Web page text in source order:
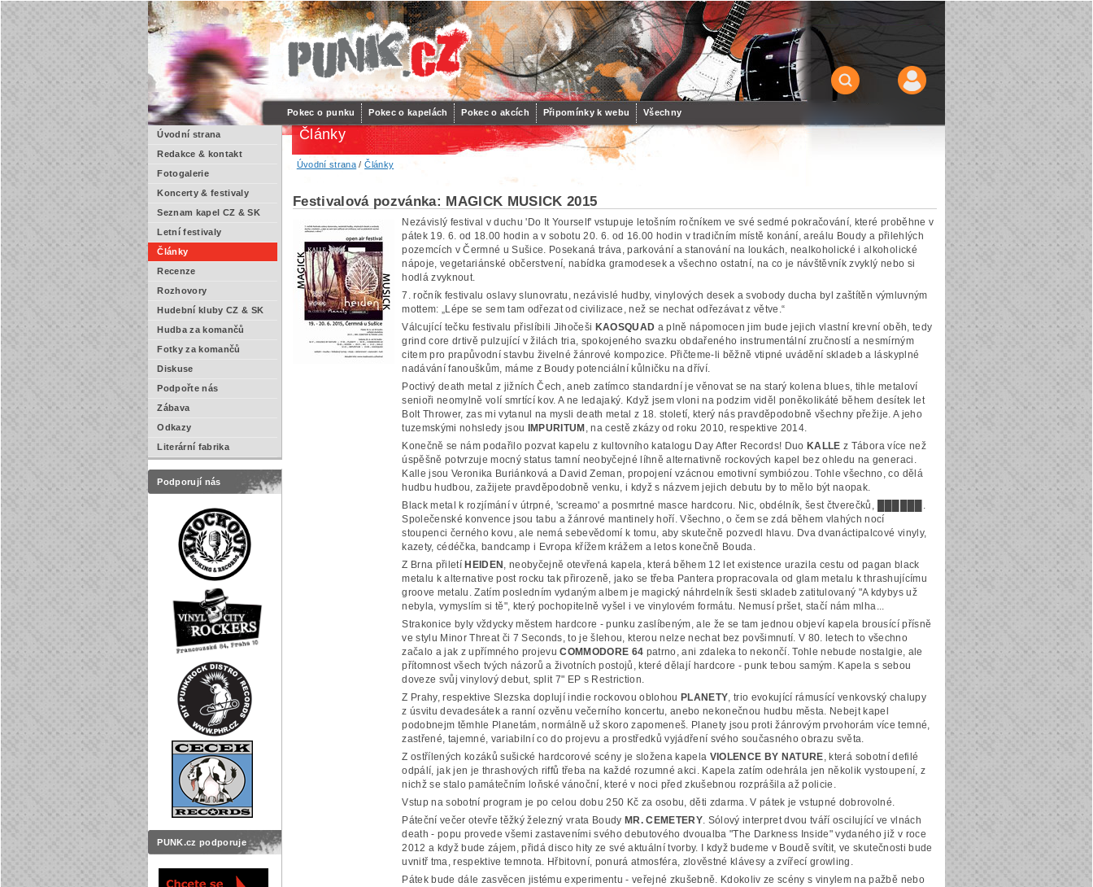
Pokec o punku Pokec o kapelách Pokec o akcích Připomínky k webu Všechny
Úvodní strana
Redakce & kontakt
Fotogalerie
Koncerty & festivaly
Seznam kapel CZ & SK
Letní festivaly
Články
Recenze
Rozhovory
Hudební kluby CZ & SK
Hudba za komančů
Fotky za komančů
Diskuse
Podpořte nás
Zábava
Odkazy
Literární fabrika
Podporují nás
PUNK.cz podporuje
Články
Úvodní strana /Články
Festivalová pozvánka: MAGICK MUSICK 2015
Nezávislý festival v duchu 'Do It Yourself' vstupuje letošním ročníkem ve své sedmé pokračování, které proběhne v
pátek 19. 6. od 18.00 hodin a v sobotu 20. 6. od 16.00 hodin v tradičním místě konání, areálu Boudy a přilehlých
pozemcích v Čermné u Sušice. Posekaná tráva, parkování a stanování na loukách, nealkoholické i alkoholické
nápoje, vegetariánské občerstvení, nabídka gramodesek a všechno ostatní, na co je návštěvník zvyklý nebo si
hodlá zvyknout.
7. ročník festivalu oslavy slunovratu, nezávislé hudby, vinylových desek a svobody ducha byl zaštítěn výmluvným
mottem: „Lépe se sem tam odřezat od civilizace, než se nechat odřezávat z větve.“
Válcující tečku festivalu přislíbili Jihočeši KAOSQUAD a plně nápomocen jim bude jejich vlastní krevní oběh, tedy
grind core drtivě pulzující v žilách tria, spokojeného svazku obdařeného instrumentální zručností a nesmírným
citem pro prapůvodní stavbu živelné žánrové kompozice. Přičteme-li běžně vtipné uvádění skladeb a láskyplné
nadávání fanouškům, máme z Boudy potenciální kůlničku na dříví.
Poctivý death metal z jižních Čech, aneb zatímco standardní je věnovat se na starý kolena blues, tihle metaloví
senioři neomylně volí smrtící kov. A ne ledajaký. Když jsem vloni na podzim viděl poněkolikáté během desítek let
Bolt Thrower, zas mi vytanul na mysli death metal z 18. století, který nás pravděpodobně všechny přežije. A jeho
tuzemskými nohsledy jsou
IMPURITUM , na cestě zkázy od roku 2010, respektive 2014.
Konečně se nám podařilo pozvat kapelu z kultovního katalogu Day After Records! Duo KALLE z Tábora více než
úspěšně potvrzuje mocný status tamní neobyčejné líhně alternativně rockových kapel bez ohledu na generaci.
Kalle jsou Veronika Buriánková a David Zeman, propojení vzácnou emotivní symbiózou. Tohle všechno, co dělá
hudbu hudbou, zažijete pravděpodobně venku, i když s názvem jejich debutu by to mělo být naopak.
Black metal k rozjímání v útrpné, 'screamo' a posmrtné masce hardcoru. Nic, obdélník, šest čtverečků,
.
Společenské konvence jsou tabu a žánrové mantinely hoří. Všechno, o čem se zdá během vlahých nocí
stoupenci černého kovu, ale nemá sebevědomí k tomu, aby skutečně pozvedl hlavu. Dva dvanáctipalcové vinyly,
kazety, cédéčka, bandcamp i Evropa křížem krážem a letos konečně Bouda.
Z Brna přiletí HEIDEN , neobyčejně otevřená kapela, která během 12 let existence urazila cestu od pagan black
metalu k alternative post rocku tak přirozeně, jako se třeba Pantera propracovala od glam metalu k thrashujícímu
groove metalu. Zatím posledním vydaným albem je magický náhrdelník šesti skladeb zatitulovaný "A kdybys už
nebyla, vymyslím si tě", který pochopitelně vyšel i ve vinylovém formátu. Nemusí pršet, stačí nám mlha...
Strakonice byly vždycky městem hardcore - punku zaslíbeným, ale že se tam jednou objeví kapela brousící přísně
ve stylu Minor Threat či 7 Seconds, to je šlehou, kterou nelze nechat bez povšimnutí. V 80. letech to všechno
začalo a jak z upřímného projevuCOMMODORE 64 patrno, ani zdaleka to nekončí. Tohle nebude nostalgie, ale
přítomnost všech tvých názorů a životních postojů, které dělají hardcore - punk tebou samým. Kapela s sebou
doveze svůj vinylový debut, split 7" EP s Restriction.
Z Prahy, respektive Slezska doplují indie rockovou oblohou PLANETY, trio evokující rámusící venkovský chalupy
z úsvitu devadesátek a ranní ozvěnu večerního koncertu, anebo nekonečnou hudbu města. Nebejt kapel
podobnejm těmhle Planetám, normálně už skoro zapomeneš. Planety jsou proti žánrovým prvohorám více temné,
zastřené, tajemné, variabilní co do projevu a prostředků vyjádření svého současného obrazu světa.
Z ostřílených kozáků sušické hardcorové scény je složena kapela VIOLENCE BY NATURE, která sobotní defilé
odpálí, jak jen je thrashových riffů třeba na každé rozumné akci. Kapela zatím odehrála jen několik vystoupení, z
nichž se stalo památečním loňské vánoční, které v noci před zkušebnou rozprášila až policie.
Vstup na sobotní program je po celou dobu 250 Kč za osobu, děti zdarma. V pátek je vstupné dobrovolné.
Páteční večer otevře těžký železný vrata Boudy MR. CEMETERY. Sólový interpret dvou tváří oscilující ve vlnách
death - popu provede všemi zastaveními svého debutového dvoualba "The Darkness Inside" vydaného již v roce
2012 a když bude zájem, přidá disco hity ze své aktuální tvorby. I když budeme v Boudě svítit, ve skutečnosti bude
uvnitř tma, respektive temnota. Hřbitovní, ponurá atmosféra, zlověstné klávesy a zvířecí growling.
Pátek bude dále zasvěcen jistému experimentu - veřejné zkušebně. Kdokoliv ze scény s vinylem na pažbě nebo